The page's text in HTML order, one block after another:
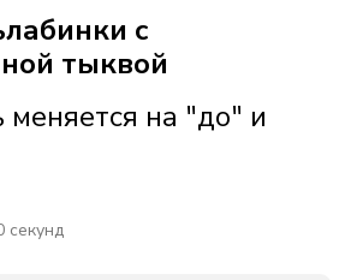
с
тыквой
на "до" и
секунд